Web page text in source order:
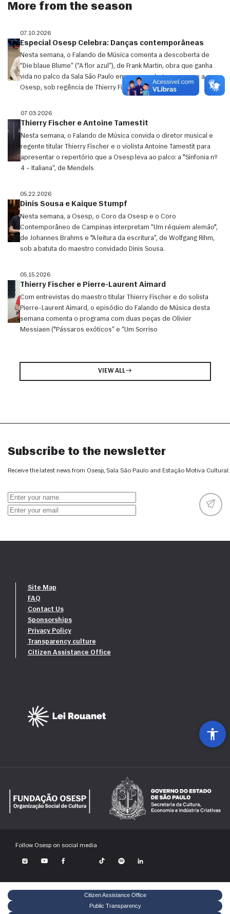
More from the season
07.10.2026
Especial Osesp Celebra: Danças contemporâneas
Nesta semana, o Falando de Música comenta a descoberta de
“Die blaue Blume” (“A flor azul”), de Frank Martin, obra que ganha
vida no palco da Sala São Paulo em uma montagem que une a
Osesp, sob regência de Thierry Fische
07.03.2026
Thierry Fischer e Antoine Tamestit
Nesta semana, o Falando de Música convida o diretor musical e
regente titular Thierry Fischer e o violista Antoine Tamestit para
apresentar o repertório que a Osesp leva ao palco: a "Sinfonia nº
4 – Italiana”, de Mendels
05.22.2026
Dinis Sousa e Kaique Stumpf
Nesta semana, a Osesp, o Coro da Osesp e o Coro
Contemporâneo de Campinas interpretam “Um réquiem alemão",
de Johannes Brahms e "A leitura da escritura”, de Wolfgang Rihm,
sob a batuta do maestro convidado Dinis Sousa.
05.15.2026
Thierry Fischer e Pierre-Laurent Aimard
Com entrevistas do maestro titular Thierry Fischer e do solista
Pierre-Laurent Aimard, o episódio do Falando de Música desta
semana comenta o programa com duas peças de Olivier
Messiaen ("Pássaros exóticos” e “Um Sorriso
VIEW ALL
Subscribe to the newsletter
Receive the latest news from Osesp, Sala São Paulo and Estação Motiva Cultural.
Site Map
FAQ
Contact Us
Sponsorships
Privacy Policy
Transparency culture
Citizen Assistance Office
Follow Osesp on social media
Citizen Assistance Office
Public Transparency